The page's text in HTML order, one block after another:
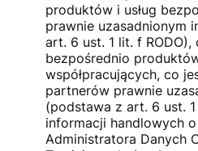
produktów i usług
prawnie uzasadnionym
art. 6 ust. 1 lit. f RODO),
bezpośrednio
współpracujących, co
partnerów prawnie
(podstawa z art. 6 ust. 1
informacji handlowych
Administratora Danych